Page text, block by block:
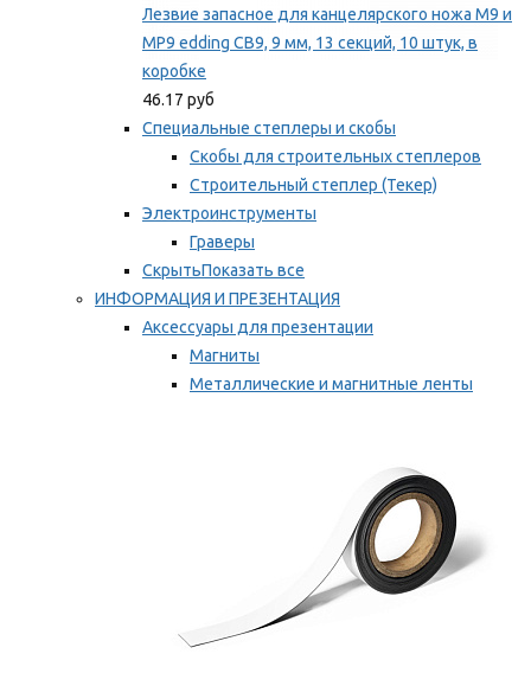
Лезвие запасное для канцелярского ножа M9 и
MP9 edding CB9, 9 мм, 13 секций, 10 штук, в
коробке
46.17 руб
Специальные степлеры и скобы
Скобы для строительных степлеров
Строительный степлер (Текер)
Электроинструменты
Граверы
СкрытьПоказать все
ИНФОРМАЦИЯ И ПРЕЗЕНТАЦИЯ
Аксессуары для презентации
Магниты
Металлические и магнитные ленты